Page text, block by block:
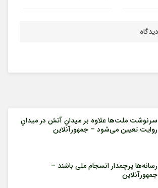
سرنوشت ملت‌ها علاوه بر میدانِ آتش در میدانِ
روایت تعیین می‌شود – جمهورآنلاین
رسانه‌ها پرچمدار انسجام ملی باشند –
جمهورآنلاین